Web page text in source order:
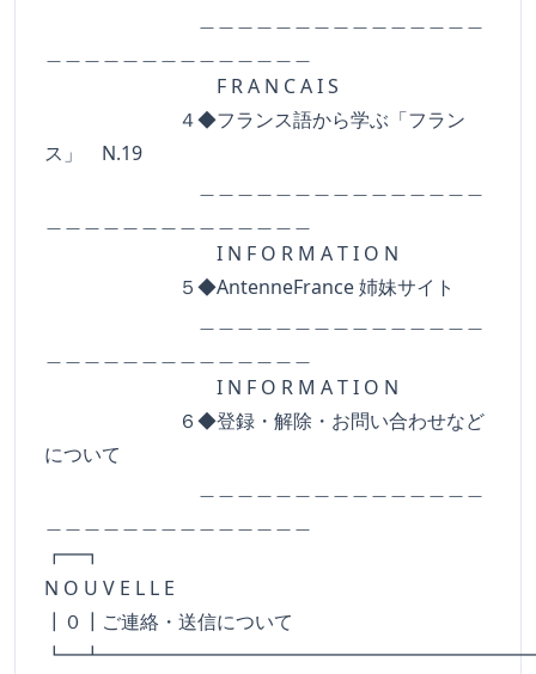
F R A N C A I S
４◆フランス語から学ぶ「フラン
ス」 N.19
I N F O R M A T I O N
５◆AntenneFrance 姉妹サイト
I N F O R M A T I O N
６◆登録・解除・お問い合わせなど
について
N O U V E L L E
┃０┃ご連絡・送信について